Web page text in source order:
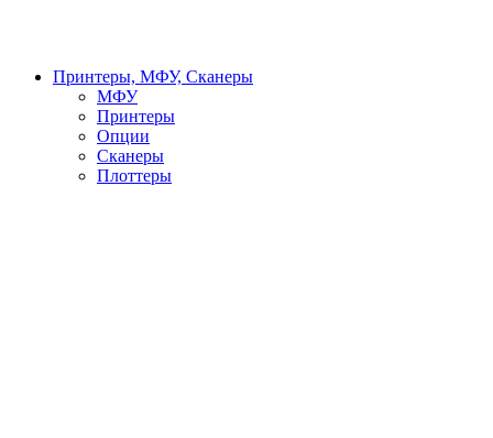
Принтеры, МФУ, Сканеры
МФУ
Принтеры
Опции
Сканеры
Плоттеры